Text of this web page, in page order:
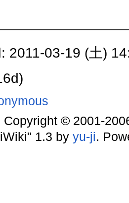
2011-03-19 (土)
Copyright © 2001-
1.3 by yu-ji.